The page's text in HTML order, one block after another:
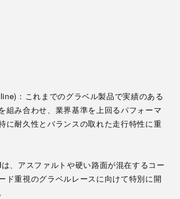
：これまでのグラベル製品で実績のある
組み合わせ、業界基準を上回るパフォーマ
に耐久性とバランスの取れた走行特性に重
、アスファルトや硬い路面が混在するコー
ド重視のグラベルレースに向けて特別に開